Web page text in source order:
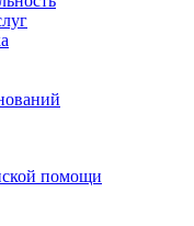
помощи